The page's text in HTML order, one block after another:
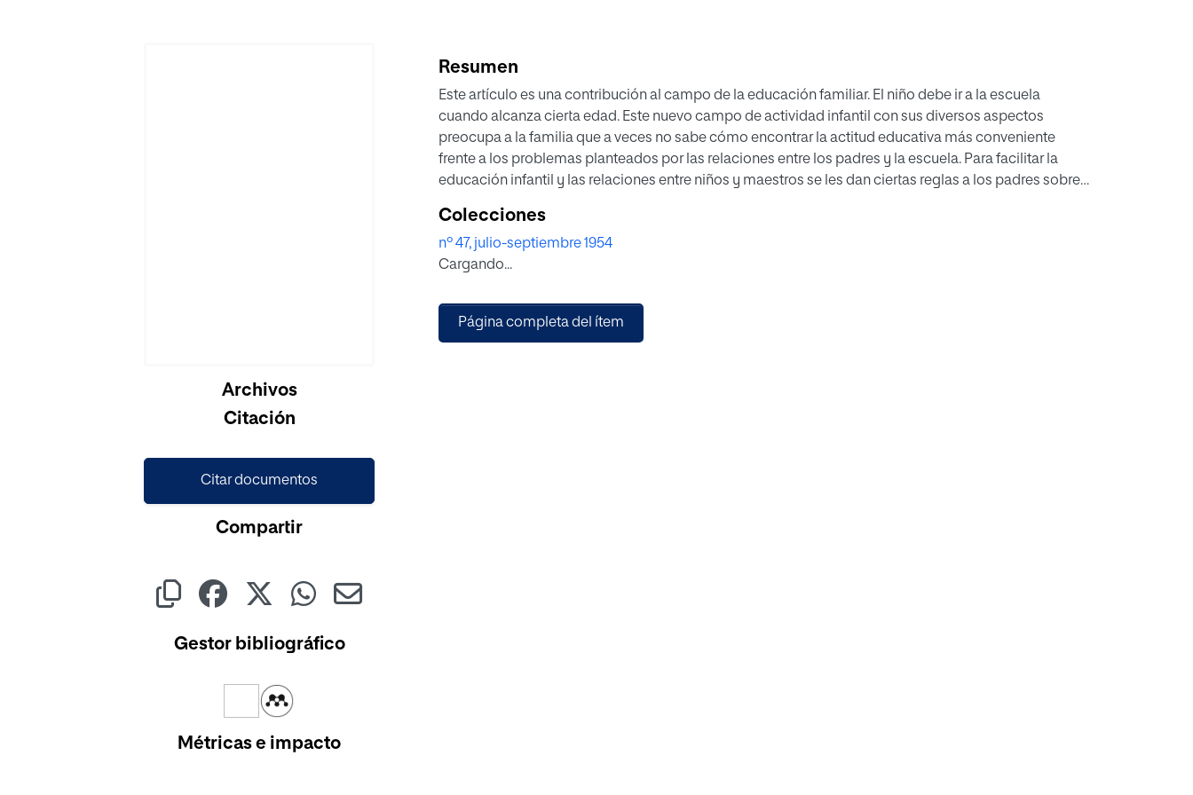
Cargando...Archivos
Citación
Citar documentos
Compartir
Gestor bibliográfico
Métricas e impacto
Resumen
Este artículo es una contribución al campo de la educación familiar. El niño debe ir a la escuela
cuando alcanza cierta edad. Este nuevo campo de actividad infantil con sus diversos aspectos
preocupa a la familia que a veces no sabe cómo encontrar la actitud educativa más conveniente
frente a los problemas planteados por las relaciones entre los padres y la escuela. Para facilitar la
educación infantil y las relaciones entre niños y maestros se les dan ciertas reglas a los padres sobre
colaboración con la escuela para desarrollar hábitos de puntualidad y orden, la actitud educativa
hacia el trabajo escolar, las formas de las relaciones entre los padres y el colegio, cómo juzgar al niño
y la regulación de todas las actividades educativas e instructivas que se exigen al niño.
Colecciones
nº 47, julio-septiembre 1954
Cargando...
Página completa del ítem